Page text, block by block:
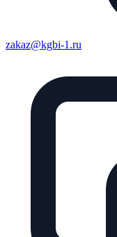
zakaz@kgbi-1.ru